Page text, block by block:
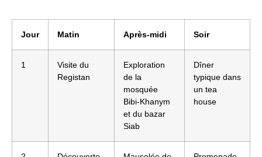
Jour Matin Après-midi Soir
1
Visite du
Registan
Exploration
de la
mosquée
Bibi-Khanym
et du bazar
Siab
Dîner
typique dans
un tea
house